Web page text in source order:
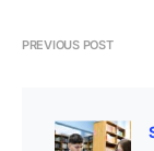
PREVIOUS POST